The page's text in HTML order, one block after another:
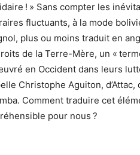
! » Sans compter les
fluctuants, à la mode
plus ou moins traduit en
de la Terre-Mère, un «
en Occident dans leurs
Christophe Aguiton,
Comment traduire cet
pour nous ?